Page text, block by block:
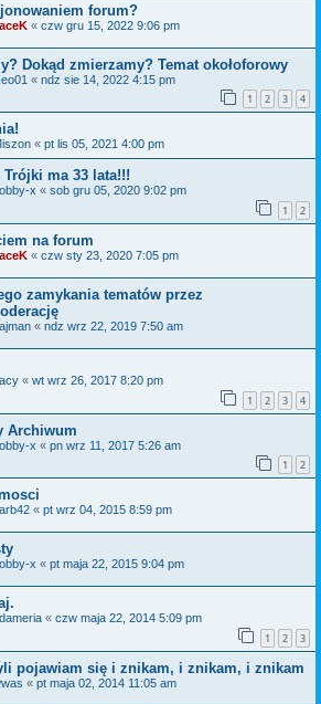
forum?
« czw gru 15, 2022 9:06 pm
Dokąd zmierzamy? Temat okołoforowy
« ndz sie 14, 2022 4:15 pm
1 2 3 4
« pt lis 05, 2021 4:00 pm
ma 33 lata!!!
x « sob gru 05, 2020 9:02 pm
1 2
na forum
« czw sty 23, 2020 7:05 pm
zamykania tematów przez
« ndz wrz 22, 2019 7:50 am
« wt wrz 26, 2017 8:20 pm
1 2 3 4
Archiwum
x « pn wrz 11, 2017 5:26 am
1 2
« pt wrz 04, 2015 8:59 pm
x « pt maja 22, 2015 9:04 pm
« czw maja 22, 2014 5:09 pm
1 2 3
pojawiam się i znikam, i znikam, i znikam
« pt maja 02, 2014 11:05 am